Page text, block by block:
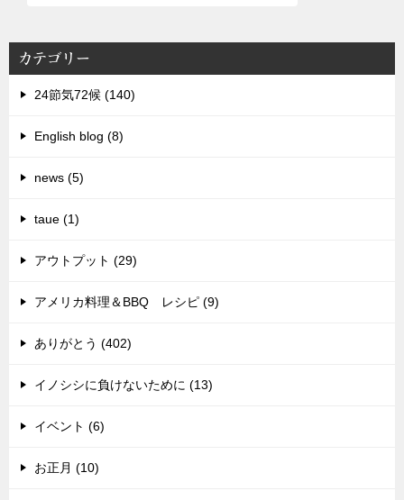
カテゴリー
24節気72候 (140)
English blog (8)
news (5)
taue (1)
アウトプット (29)
アメリカ料理＆BBQ レシピ (9)
ありがとう (402)
イノシシに負けないために (13)
イベント (6)
お正月 (10)